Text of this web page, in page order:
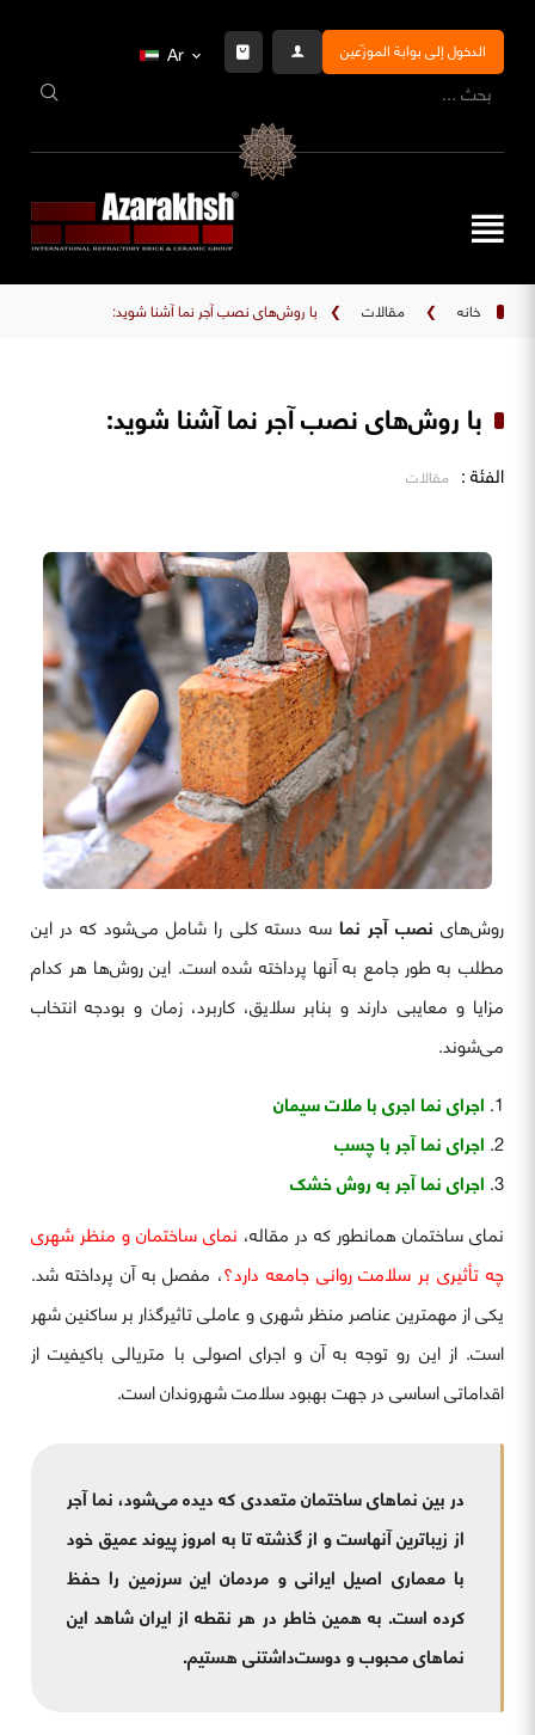
الدخول إلى بوابة الموزّعين Ar
خانه ❯ مقالات ❯ با روش‌های نصب آجر نما آشنا شوید:
با روش‌های نصب آجر نما آشنا شوید:
الفئة : مقالات
روش‌های نصب آجر نماسه دسته کلی را شامل می‌شود که در این
مطلب به طور جامع به آنها پرداخته شده است. این روش‌ها هر کدام
مزایا و معایبی دارند و بنابر سلایق، کاربرد، زمان و بودجه انتخاب
می‌شوند.
اجرای نما اجری با ملات سیمان
اجرای نما آجر با چسب
اجرای نما آجر به روش خشک
نمای ساختمان همانطور که در مقاله‌، نمای ساختمان و منظر شهری
چه تأثیری بر سلامت روانی جامعه دارد؟، مفصل به آن پرداخته شد.
یکی از مهمترین عناصر منظر شهری و عاملی تاثیرگذار بر ساکنین شهر
است. از این رو توجه به آن و اجرای اصولی با متریالی باکیفیت از
اقداماتی اساسی در جهت بهبود سلامت شهروندان است.
در بین نماهای ساختمان متعددی که دیده می‌شود، نما آجر
از زیباترین آنهاست و از گذشته تا به امروز پیوند عمیق خود
با معماری اصیل ایرانی و مردمان این سرزمین را حفظ
کرده است. به همین خاطر در هر نقطه از ایران شاهد این
نماهای محبوب و دوست‌داشتنی هستیم.